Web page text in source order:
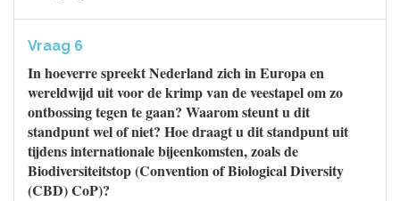
Vraag 6
In hoeverre spreekt Nederland zich in Europa en
wereldwijd uit voor de krimp van de veestapel om zo
ontbossing tegen te gaan? Waarom steunt u dit
standpunt wel of niet? Hoe draagt u dit standpunt uit
tijdens internationale bijeenkomsten, zoals de
Biodiversiteitstop (Convention of Biological Diversity
(CBD) CoP)?